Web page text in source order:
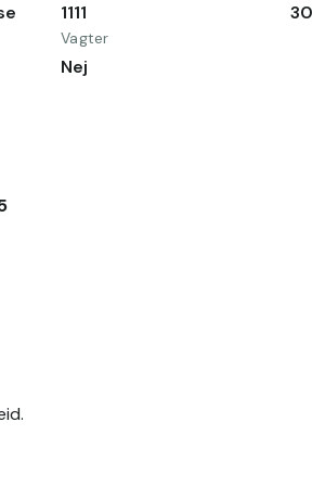
1111
Vagter
Nej